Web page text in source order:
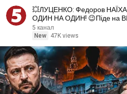
💥ЛУЦЕНКО: Федоров
ОДИН НА ОДИН! 😉Піде на
протестах ЗІРВАЛИ КУШ
5 канал
New
47K views